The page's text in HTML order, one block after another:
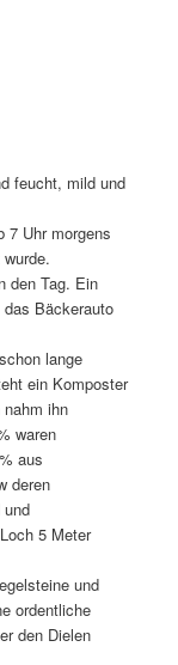
feucht, mild und
7 Uhr morgens
den Tag. Ein
Bäckerauto
lange
ein Komposter
ihn
waren
aus
deren
und
5 Meter
und
ordentliche
den Dielen